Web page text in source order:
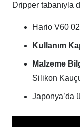
Dripper tabanıyla
Hario V60
Kullanım
Malzeme
Silikon
Japonya’da